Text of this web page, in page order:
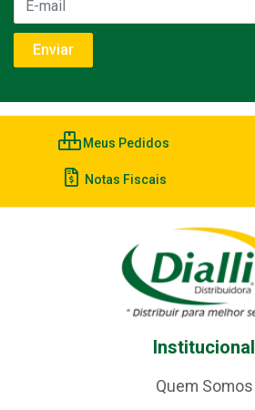
Meus Pedidos
Notas Fiscais
Institucional
Quem Somos